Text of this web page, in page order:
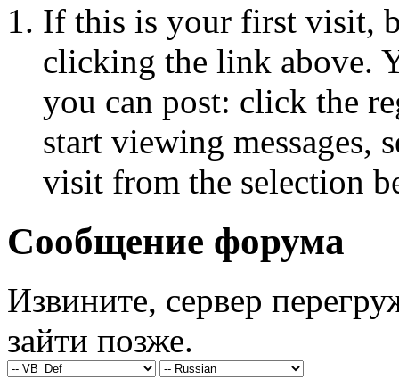
If this is your first visit,
clicking the link above.
you can post: click the
start viewing messages,
visit from the selection
Сообщение форума
Извините, сервер
зайти позже.